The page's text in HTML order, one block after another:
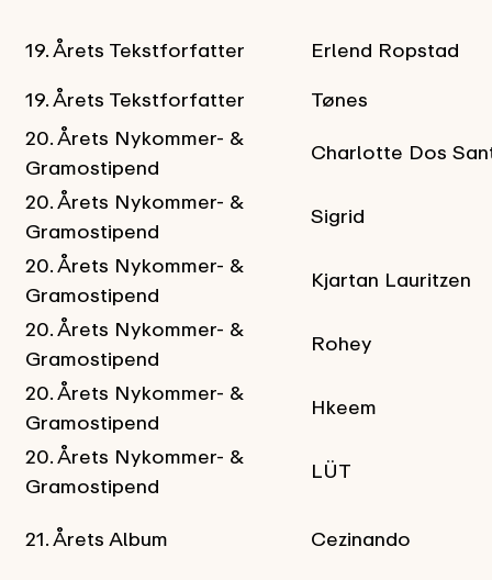
19. Årets Tekstforfatter Erlend Ropstad
19. Årets Tekstforfatter
Tønes
20. Årets Nykommer- &
Gramostipend
Charlotte Dos
20. Årets Nykommer- &
Gramostipend
Sigrid
20. Årets Nykommer- &
Gramostipend
Kjartan Lauritzen
20. Årets Nykommer- &
Gramostipend
Rohey
20. Årets Nykommer- &
Gramostipend
Hkeem
20. Årets Nykommer- &
Gramostipend
LÜT
21. Årets Album Cezinando